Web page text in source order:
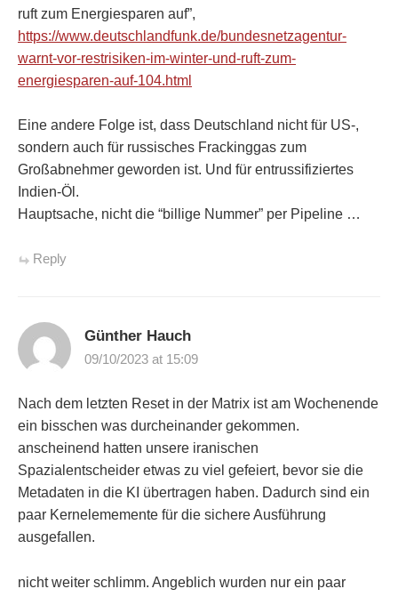
ruft zum Energiesparen auf”,
https://www.deutschlandfunk.de/bundesnetzagentur-
warnt-vor-restrisiken-im-winter-und-ruft-zum-
energiesparen-auf-104.html
Eine andere Folge ist, dass Deutschland nicht für US-,
sondern auch für russisches Frackinggas zum
Großabnehmer geworden ist. Und für entrussifiziertes
Indien-Öl.
Hauptsache, nicht die “billige Nummer” per Pipeline …
Reply
Günther Hauch
09/10/2023 at 15:09
Nach dem letzten Reset in der Matrix ist am Wochenende
ein bisschen was durcheinander gekommen.
anscheinend hatten unsere iranischen
Spazialentscheider etwas zu viel gefeiert, bevor sie die
Metadaten in die KI übertragen haben. Dadurch sind ein
paar Kernelememente für die sichere Ausführung
ausgefallen.
nicht weiter schlimm. Angeblich wurden nur ein paar